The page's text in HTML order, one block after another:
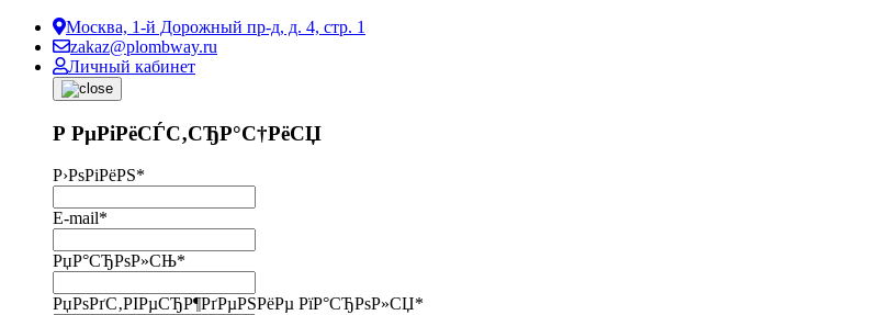
Москва, 1-й Дорожный пр-д, д. 4, стр. 1
zakaz@plombway.ru
Личный кабинет
Р РµРіРёСЃС‚СЂР°С†РёСЏ
Р›РѕРіРёРЅ*
E-mail*
РџР°СЂРѕР»СЊ*
РџРѕРґС‚РІРµСЂР¶РґРµРЅРёРµ РїР°СЂРѕР»СЏ*